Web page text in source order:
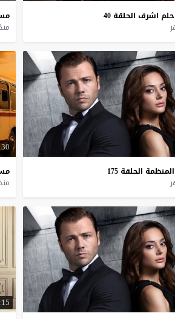
حلم اشرف الحلقة 40
منذ 4
المنظمة الحلقة 175
منذ 5